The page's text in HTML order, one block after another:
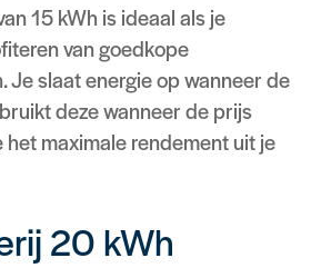
15 kWh is ideaal als je
van goedkope
Je slaat energie op wanneer de
deze wanneer de prijs
het maximale rendement uit je
20 kWh